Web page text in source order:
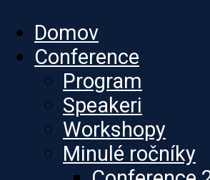
Domov
Conference
Program
Speakeri
Workshopy
Minulé ročníky